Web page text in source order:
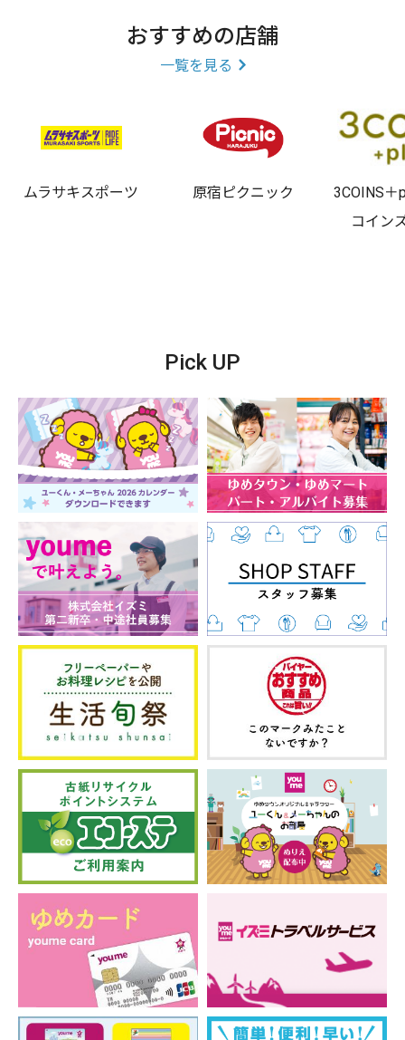
ロマポット/ブランケット/インテリア/エコバッグ/しゃ
もじ/プレゼント/お箸/文具/お弁当箱/弁当/ボールペン/
ル/財布/キッチン雑貨/ディズニー/ランチグッズ/キッチ
ン家電/傘/キッチン用品/手帳/時計/ルームフレグラン
ス/ケータイケース/コーヒー/チョコレート/紅茶/ギフト
おすすめの店舗
一覧を見る
ムラサキスポーツ 原宿ピクニック
3COINS＋
コイン
Pick UP